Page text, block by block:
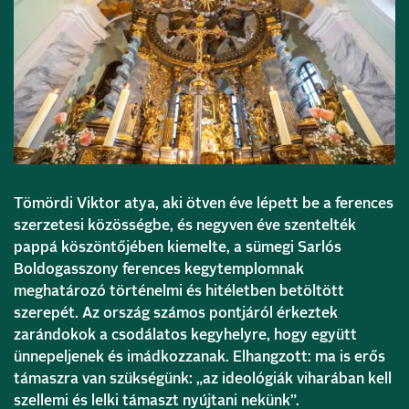
Tömördi Viktor atya, aki ötven éve lépett be a ferences
szerzetesi közösségbe, és negyven éve szentelték
pappá köszöntőjében kiemelte, a sümegi Sarlós
Boldogasszony ferences kegytemplomnak
meghatározó történelmi és hitéletben betöltött
szerepét. Az ország számos pontjáról érkeztek
zarándokok a csodálatos kegyhelyre, hogy együtt
ünnepeljenek és imádkozzanak. Elhangzott: ma is erős
támaszra van szükségünk: „az ideológiák viharában kell
szellemi és lelki támaszt nyújtani nekünk”.